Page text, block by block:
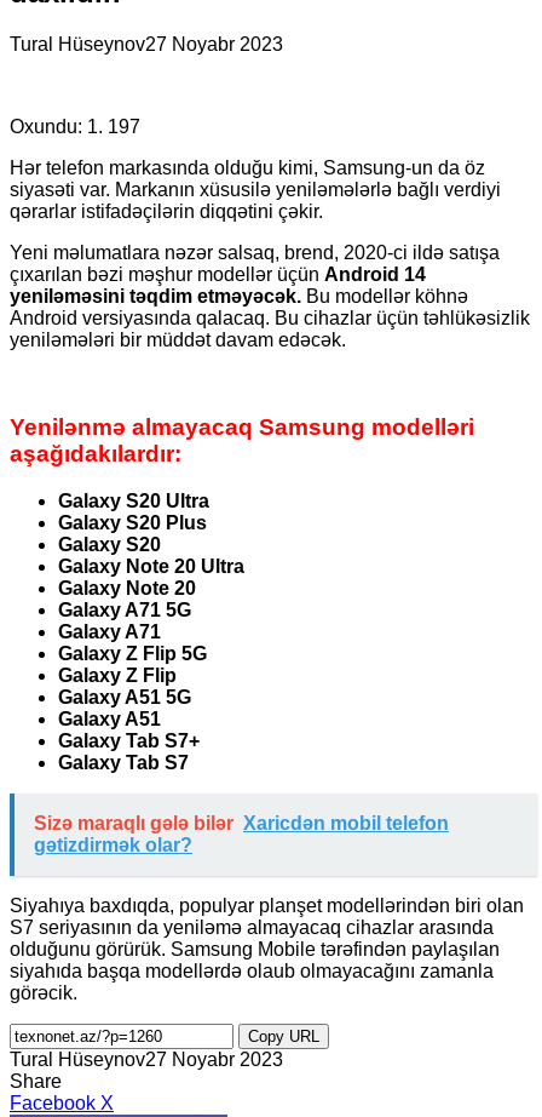
Tural Hüseynov27 Noyabr 2023
Oxundu: 1. 197
Hər telefon markasında olduğu kimi, Samsung-un da öz
siyasəti var. Markanın xüsusilə yeniləmələrlə bağlı verdiyi
qərarlar istifadəçilərin diqqətini çəkir.
Yeni məlumatlara nəzər salsaq, brend, 2020-ci ildə satışa
çıxarılan bəzi məşhur modellər üçün Android 14
yeniləməsini təqdim etməyəcək. Bu modellər köhnə
Android versiyasında qalacaq. Bu cihazlar üçün təhlükəsizlik
yeniləmələri bir müddət davam edəcək.
Yenilənmə almayacaq Samsung modelləri
aşağıdakılardır:
Galaxy S20 Ultra
Galaxy S20 Plus
Galaxy S20
Galaxy Note 20 Ultra
Galaxy Note 20
Galaxy A71 5G
Galaxy A71
Galaxy Z Flip 5G
Galaxy Z Flip
Galaxy A51 5G
Galaxy A51
Galaxy Tab S7+
Galaxy Tab S7
Sizə maraqlı gələ bilər Xaricdən mobil telefon
gətizdirmək olar?
Siyahıya baxdıqda, populyar planşet modellərindən biri olan
S7 seriyasının da yeniləmə almayacaq cihazlar arasında
olduğunu görürük. Samsung Mobile tərəfindən paylaşılan
siyahıda başqa modellərdə olaub olmayacağını zamanla
görəcik.
Copy URL
Tural Hüseynov27 Noyabr 2023
Share
Facebook X